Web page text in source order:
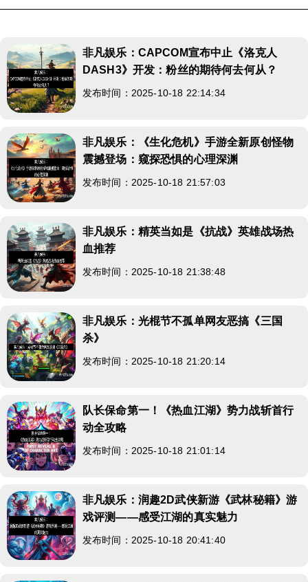
非凡娱乐：CAPCOM宣布中止《洛克人
DASH3》开发：粉丝的期待何去何从？
发布时间：2025-10-18 22:14:34
非凡娱乐：《生化危机》手游全新原创怪物
震撼登场：窥探恐惧的心理深渊
发布时间：2025-10-18 21:57:03
非凡娱乐：精英当如是《抗战》英雄战场热
血推荐
发布时间：2025-10-18 21:38:48
非凡娱乐：光棍节不孤单网友恶搞《三国
杀》
发布时间：2025-10-18 21:20:14
队长保命第一！《热血江湖》势力战斩首行
动全攻略
发布时间：2025-10-18 21:01:14
非凡娱乐：润趣2D武侠新游《武林秘籍》游
戏评测——感受江湖的真实魅力
发布时间：2025-10-18 20:41:40